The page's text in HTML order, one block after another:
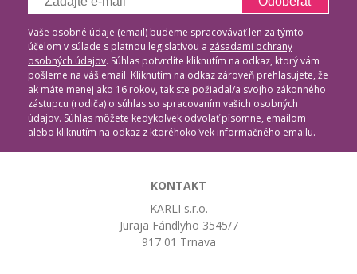
Vaše osobné údaje (email) budeme spracovávať len za týmto
účelom v súlade s platnou legislatívou a zásadami ochrany
osobných údajov. Súhlas potvrdíte kliknutím na odkaz, ktorý vám
pošleme na váš email. Kliknutím na odkaz zároveň prehlasujete, že
ak máte menej ako 16 rokov, tak ste požiadal/a svojho zákonného
zástupcu (rodiča) o súhlas so spracovaním vašich osobných
údajov. Súhlas môžete kedykoľvek odvolať písomne, emailom
alebo kliknutím na odkaz z ktoréhokoľvek informačného emailu.
KONTAKT
KARLI s.r.o.
Juraja Fándlyho 3545/7
917 01 Trnava